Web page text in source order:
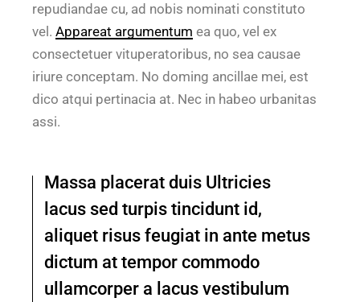
repudiandae cu, ad nobis nominati constituto
vel.Appareat argumentum ea quo, vel ex
consectetuer vituperatoribus, no sea causae
iriure conceptam. No doming ancillae mei, est
dico atqui pertinacia at. Nec in habeo urbanitas
assi.
Massa placerat duis Ultricies
lacus sed turpis tincidunt id,
aliquet risus feugiat in ante metus
dictum at tempor commodo
ullamcorper a lacus vestibulum